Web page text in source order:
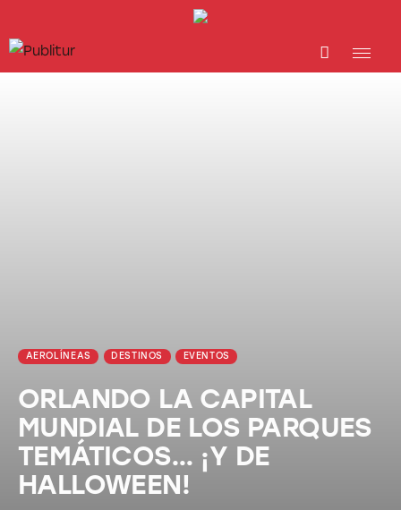
INICIO
AEROLÍNEAS DESTINOS EVENTOS
ORLANDO LA CAPITAL
MUNDIAL DE LOS PARQUES
TEMÁTICOS… ¡Y DE
HALLOWEEN!